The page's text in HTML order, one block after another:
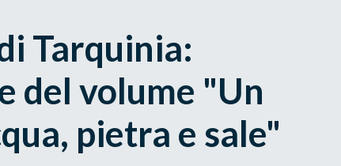
Tarquinia:
del volume "Un
pietra e sale"